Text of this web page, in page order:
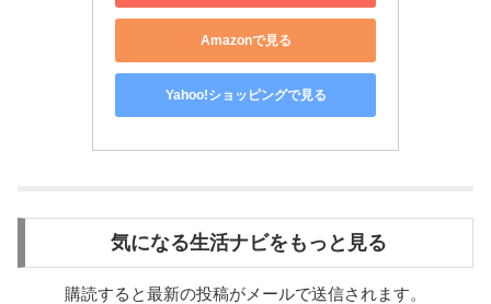
Amazonで見る
Yahoo!ショッピングで見る
気になる生活ナビをもっと見る
購読すると最新の投稿がメールで送信されます。